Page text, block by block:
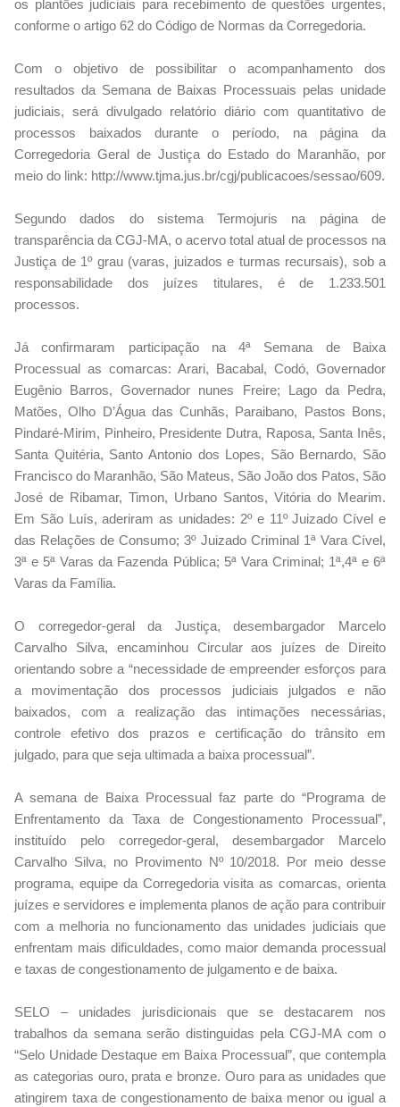
os plantões judiciais para recebimento de questões urgentes,
conforme o artigo 62 do Código de Normas da Corregedoria.
Com o objetivo de possibilitar o acompanhamento dos
resultados da Semana de Baixas Processuais pelas unidade
judiciais, será divulgado relatório diário com quantitativo de
processos baixados durante o período, na página da
Corregedoria Geral de Justiça do Estado do Maranhão, por
meio do link: http://www.tjma.jus.br/cgj/publicacoes/sessao/609.
Segundo dados do sistema Termojuris na página de
transparência da CGJ-MA, o acervo total atual de processos na
Justiça de 1º grau (varas, juizados e turmas recursais), sob a
responsabilidade dos juízes titulares, é de 1.233.501
processos.
Já confirmaram participação na 4ª Semana de Baixa
Processual as comarcas: Arari, Bacabal, Codó, Governador
Eugênio Barros, Governador nunes Freire; Lago da Pedra,
Matões, Olho D’Água das Cunhãs, Paraibano, Pastos Bons,
Pindaré-Mirim, Pinheiro, Presidente Dutra, Raposa, Santa Inês,
Santa Quitéria, Santo Antonio dos Lopes, São Bernardo, São
Francisco do Maranhão, São Mateus, São João dos Patos, São
José de Ribamar, Timon, Urbano Santos, Vitória do Mearim.
Em São Luís, aderiram as unidades: 2º e 11º Juizado Cível e
das Relações de Consumo; 3º Juizado Criminal 1ª Vara Cível,
3ª e 5ª Varas da Fazenda Pública; 5ª Vara Criminal; 1ª,4ª e 6ª
Varas da Família.
O corregedor-geral da Justiça, desembargador Marcelo
Carvalho Silva, encaminhou Circular aos juízes de Direito
orientando sobre a “necessidade de empreender esforços para
a movimentação dos processos judiciais julgados e não
baixados, com a realização das intimações necessárias,
controle efetivo dos prazos e certificação do trânsito em
julgado, para que seja ultimada a baixa processual”.
A semana de Baixa Processual faz parte do “Programa de
Enfrentamento da Taxa de Congestionamento Processual”,
instituído pelo corregedor-geral, desembargador Marcelo
Carvalho Silva, no Provimento Nº 10/2018. Por meio desse
programa, equipe da Corregedoria visita as comarcas, orienta
juízes e servidores e implementa planos de ação para contribuir
com a melhoria no funcionamento das unidades judiciais que
enfrentam mais dificuldades, como maior demanda processual
e taxas de congestionamento de julgamento e de baixa.
SELO – unidades jurisdicionais que se destacarem nos
trabalhos da semana serão distinguidas pela CGJ-MA com o
“Selo Unidade Destaque em Baixa Processual”, que contempla
as categorias ouro, prata e bronze. Ouro para as unidades que
atingirem taxa de congestionamento de baixa menor ou igual a